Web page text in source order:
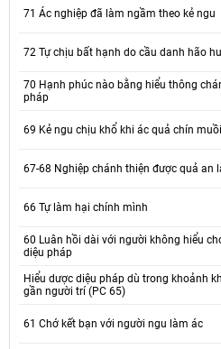
71 Ác nghiệp đã làm ngầm theo kẻ ngu
72 Tự chịu bất hạnh do cầu danh hão
70 Hạnh phúc nào bằng hiểu thông
pháp
69 Kẻ ngu chịu khổ khi ác quả chín muồi
67-68 Nghiệp chánh thiện được quả an
66 Tự làm hại chính mình
60 Luân hồi dài với người không hiểu
diệu pháp
Hiểu dược diệu pháp dù trong khoảnh
gần người trí (PC 65)
61 Chớ kết bạn với người ngu làm ác